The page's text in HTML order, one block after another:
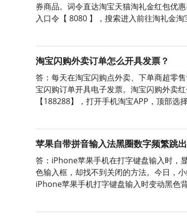
券商品。词令直达淘宝天猫淘礼金红包优
入口令【 8080 】，搜索进入前往淘礼金
淘宝闪购外卖订单怎么开具发票？
答：每天在淘宝闪购点外卖、下单商超零
宝闪购订单开具电子发票。淘宝闪购外卖
【188288】，打开手机淘宝APP，顶部
苹果自带拼音输入法黑圈数字频繁跳
答：iPhone苹果手机在打字键盘输入时，
色输入框，却找不到关闭的方法。今日，
iPhone苹果手机打字键盘输入时变动黑色